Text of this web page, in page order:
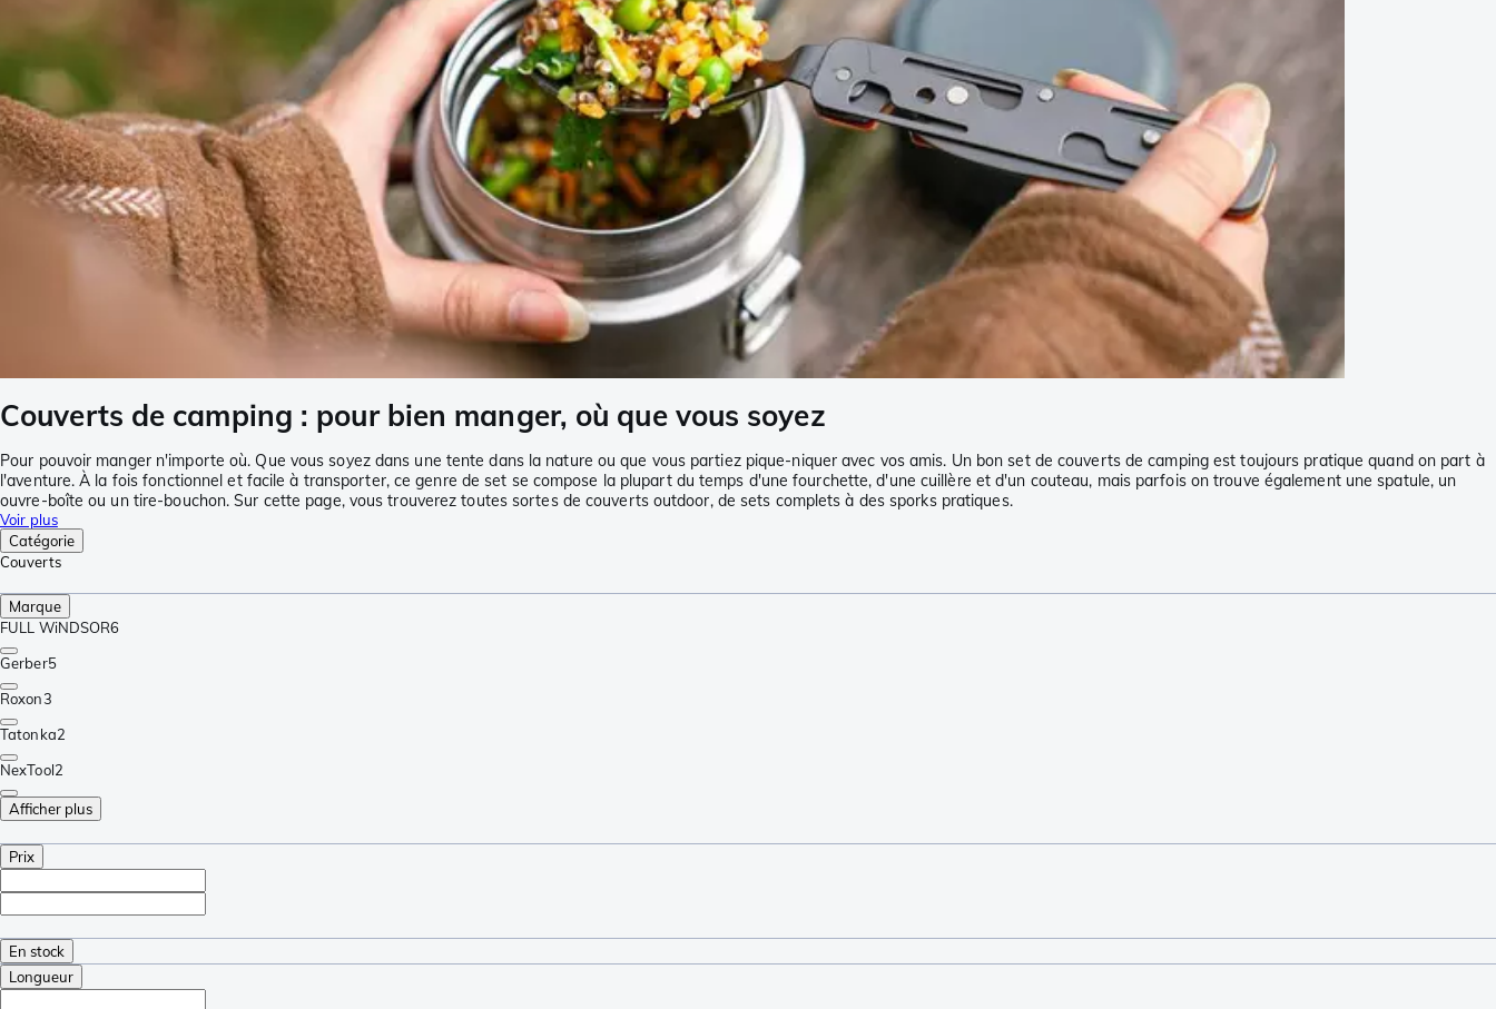
Couverts de camping : pour bien manger, où que vous soyez
Pour pouvoir manger n'importe où. Que vous soyez dans une tente dans la nature ou que vous partiez pique-niquer avec vos amis. Un bon set de couverts de camping est toujours pratique quand on part à
l'aventure. À la fois fonctionnel et facile à transporter, ce genre de set se compose la plupart du temps d'une fourchette, d'une cuillère et d'un couteau, mais parfois on trouve également une spatule, un
ouvre-boîte ou un tire-bouchon. Sur cette page, vous trouverez toutes sortes de couverts outdoor, de sets complets à des sporks pratiques.
Voir plus
Catégorie
Couverts
Marque
FULL WiNDSOR6
Gerber5
Roxon3
Tatonka2
NexTool2
Afficher plus
Prix
En stock
Longueur